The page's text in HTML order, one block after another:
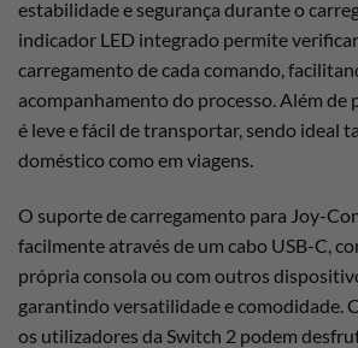
estabilidade e segurança durante o
indicador LED integrado permite
carregamento de cada comando,
acompanhamento do processo. Além de
é leve e fácil de transportar, sendo ideal
doméstico como em viagens.
O suporte de carregamento para Joy-
facilmente através de um cabo USB-C,
própria consola ou com outros
garantindo versatilidade e comodidade.
os utilizadores da Switch 2 podem